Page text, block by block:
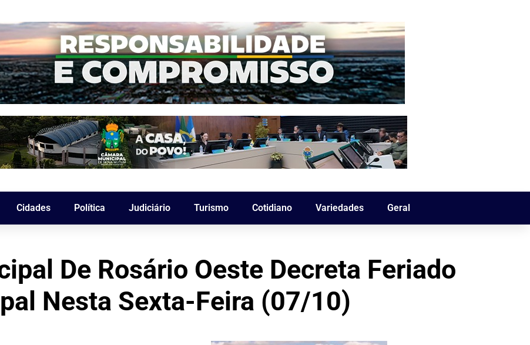
Cidades Política Judiciário Turismo Cotidiano Variedades Geral
De Rosário Oeste Decreta Feriado
Nesta Sexta-Feira (07/10)